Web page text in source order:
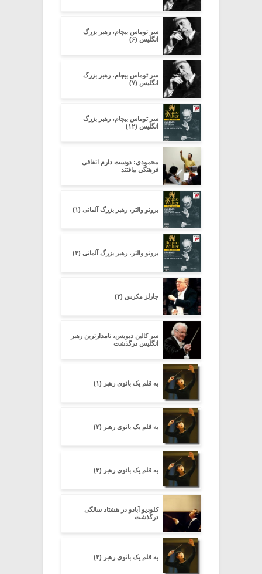
سر توماس بیچام، رهبر بزرگ
انگلیس (۶)
سر توماس بیچام، رهبر بزرگ
انگلیس (۷)
سر توماس بیچام، رهبر بزرگ
انگلیس (۱۲)
محمودی: دوست دارم اتفاقی
فرهنگی بیافتند
برونو والتر، رهبر بزرگ آلمانی (۱)
برونو والتر، رهبر بزرگ آلمانی (۴)
چارلز مکرس (۳)
سر کالین دیویس، نامدارترین رهبر
انگلیس درگذشت
به قلم یک بانوی رهبر (۱)
به قلم یک بانوی رهبر (۲)
به قلم یک بانوی رهبر (۳)
کلودیو آبادو در هشتاد سالگی
درگذشت
به قلم یک بانوی رهبر (۴)